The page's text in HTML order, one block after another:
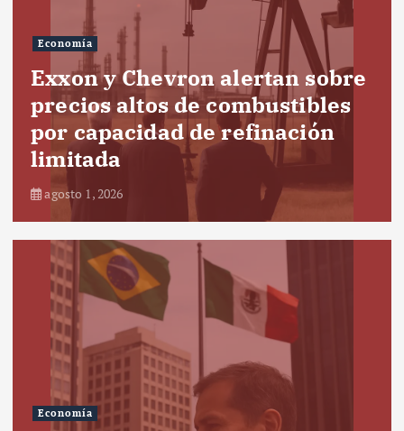
Economía
Exxon y Chevron alertan sobre
precios altos de combustibles
por capacidad de refinación
limitada
agosto 1, 2026
Economía